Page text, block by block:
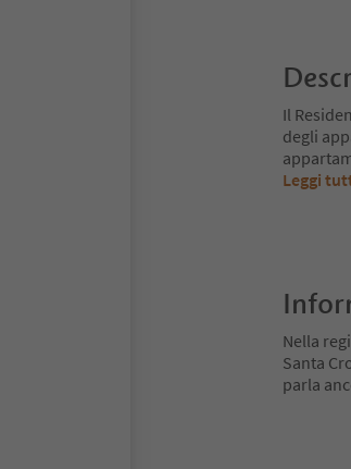
Il
degli
Leggi
Nella
Santa
parla